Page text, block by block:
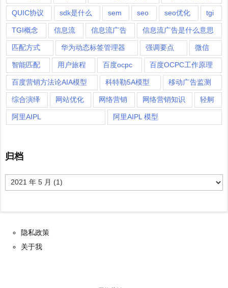
QUIC协议 sdk是什么 sem seo seo优化 tgi
TGI概念 信息流 信息流广告 信息流广告是什么意思
匹配方式 华为动态标签管理器 强调要点 微信
智能匹配 用户旅程 百度ocpc 百度OCPC工作原理
百度营销方法论AIA模型 科特勒5A模型 移动广告监测
综合演绎 网站优化 网络营销 网络营销知识 轻舸
阿里AIPL 阿里AIPL 模型
归档
归
隐私政策
关于我